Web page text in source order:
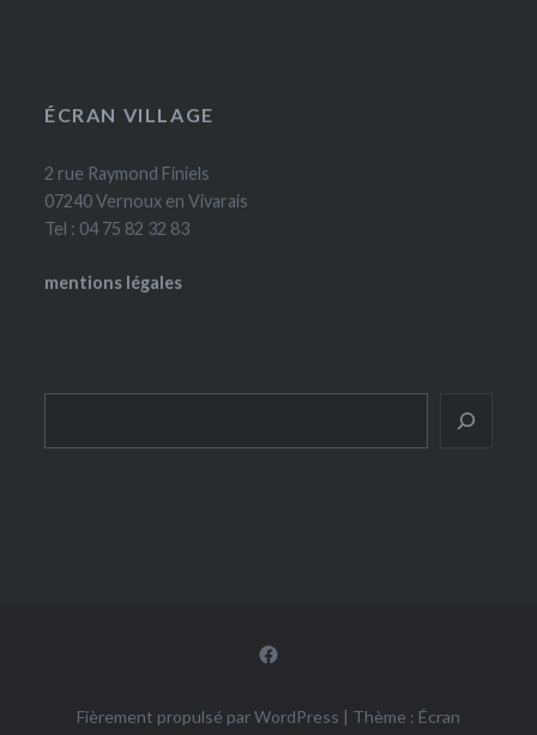
ÉCRAN VILLAGE
2 rue Raymond Finiels
07240 Vernoux en Vivarais
Tel : 04 75 82 32 83
mentions légales
Facebook
Fièrement propulsé par WordPress | Thème : Écran